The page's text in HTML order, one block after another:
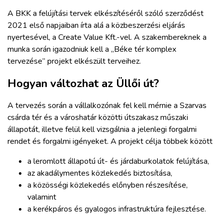
A BKK a felújítási tervek elkészítéséről szóló szerződést
2021 első napjaiban írta alá a közbeszerzési eljárás
nyertesével, a Create Value Kft.-vel. A szakembereknek a
munka során igazodniuk kell a „Béke tér komplex
tervezése” projekt elkészült terveihez.
Hogyan változhat az Üllői út?
A tervezés során a vállalkozónak fel kell mérnie a Szarvas
csárda tér és a városhatár közötti útszakasz műszaki
állapotát, illetve felül kell vizsgálnia a jelenlegi forgalmi
rendet és forgalmi igényeket. A projekt célja többek között
a leromlott állapotú út- és járdaburkolatok felújítása,
az akadálymentes közlekedés biztosítása,
a közösségi közlekedés előnyben részesítése,
valamint
a kerékpáros és gyalogos infrastruktúra fejlesztése.